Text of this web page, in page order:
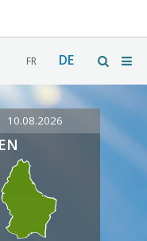
FR DE
10.08.2026